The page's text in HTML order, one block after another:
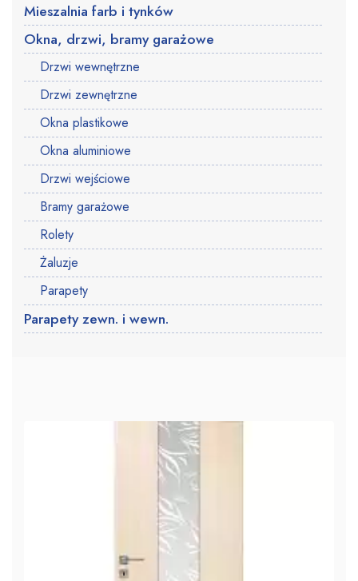
Mieszalnia farb i tynków
Okna, drzwi, bramy garażowe
Drzwi wewnętrzne
Drzwi zewnętrzne
Okna plastikowe
Okna aluminiowe
Drzwi wejściowe
Bramy garażowe
Rolety
Żaluzje
Parapety
Parapety zewn. i wewn.